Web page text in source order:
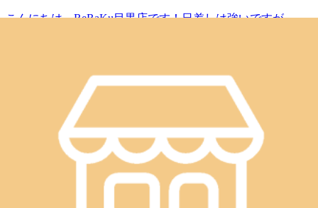
こんにちは、ReRaKu目黒店です！日差しは強いですが、風
わりますのでご注意ください。スタッフ一同心よりお待ちし
ております。最後までお読みいただいてありがとうございま
す。Re.Ra.Ku目黒店12：30～21：00（最終受付20：20）
TEL．．．03-3491-0212＃目黒＃目黒川＃目黒駅近＃JR山手
線＃都営三田線＃東急目黒線＃東京メトロ南北線＃もみほぐ
し＃リラクゼーション＃肩こり＃土日祝営業
本日の空き状況☆ReRaKu目黒店
こんにちは、ReRaKu目黒店です！昨日までの少し息のつけ
る気温から、また猛暑の一日に逆戻りですね。エアコンによ
る冷えすぎや外との温度差で疲れがたまるモードになってい
ませんか？お休みの日のリフレッシュや、お仕事帰りのご利
用もお待ちしています。Re.Ra.Ku目黒店は本日も、皆様を笑
顔でお待ちしています。１2時30分よりご予約いただけま
す。※ご予約状況は都度変わりますのでご注意ください。ス
本日の空き状況☆ReRaKu目黒店
こんにちは、ReRaKu目黒店です！週の真ん中水曜日！！今